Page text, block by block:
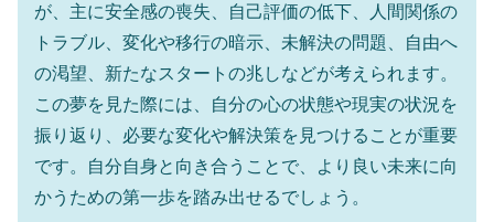
が、主に安全感の喪失、自己評価の低下、人間関係の
トラブル、変化や移行の暗示、未解決の問題、自由へ
の渇望、新たなスタートの兆しなどが考えられます。
この夢を見た際には、自分の心の状態や現実の状況を
振り返り、必要な変化や解決策を見つけることが重要
です。自分自身と向き合うことで、より良い未来に向
かうための第一歩を踏み出せるでしょう。